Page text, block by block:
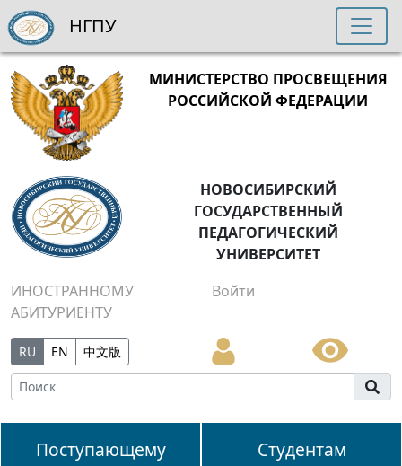
МИНИСТЕРСТВО ПРОСВЕЩЕНИЯ
РОССИЙСКОЙ ФЕДЕРАЦИИ
НОВОСИБИРСКИЙ
ГОСУДАРСТВЕННЫЙ
ПЕДАГОГИЧЕСКИЙ
УНИВЕРСИТЕТ
ИНОСТРАННОМУ
АБИТУРИЕНТУ
Войти
RU EN 中文版
Поступающему Студентам
НГПУ